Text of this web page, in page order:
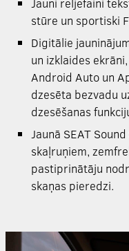
stūre un sportiski
Digitālie
un izklaides
Android Auto un
dzesēta bezvadu
dzesēšanas
Jaunā SEAT
skaļruņiem,
pastiprinātāju
skaņas pieredzi.